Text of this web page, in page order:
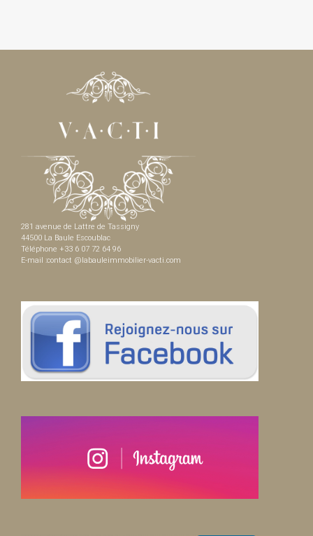
281 avenue de Lattre de Tassigny
44500 La Baule Escoublac
Téléphone +33 6 07 72 64 96
E-mail :contact @labauleimmobilier-vacti.com